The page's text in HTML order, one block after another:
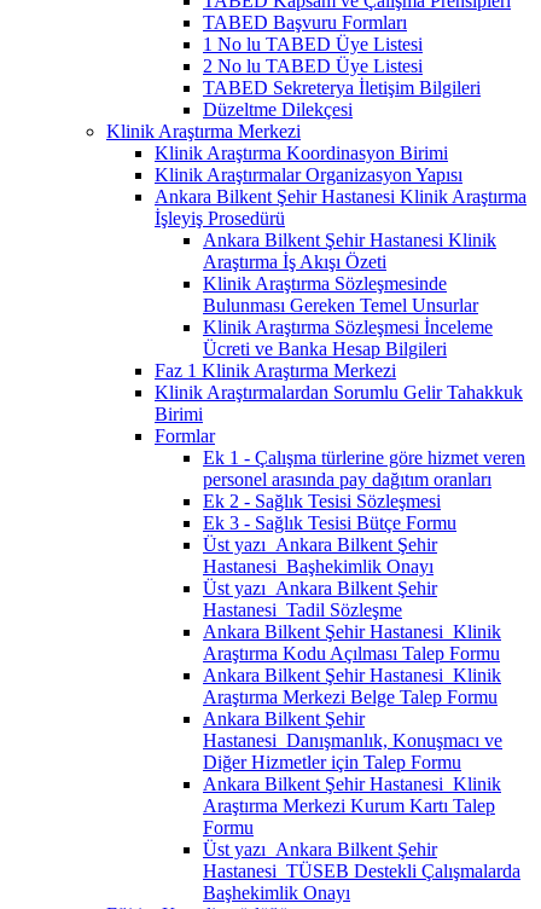
TABED Başvuru Formları
1 No lu TABED Üye Listesi
2 No lu TABED Üye Listesi
TABED Sekreterya İletişim Bilgileri
Düzeltme Dilekçesi
Klinik Araştırma Merkezi
Klinik Araştırma Koordinasyon Birimi
Klinik Araştırmalar Organizasyon Yapısı
Ankara Bilkent Şehir Hastanesi Klinik Araştırma
İşleyiş Prosedürü
Ankara Bilkent Şehir Hastanesi Klinik
Araştırma İş Akışı Özeti
Klinik Araştırma Sözleşmesinde
Bulunması Gereken Temel Unsurlar
Klinik Araştırma Sözleşmesi İnceleme
Ücreti ve Banka Hesap Bilgileri
Faz 1 Klinik Araştırma Merkezi
Klinik Araştırmalardan Sorumlu Gelir Tahakkuk
Birimi
Formlar
Ek 1 - Çalışma türlerine göre hizmet veren
personel arasında pay dağıtım oranları
Ek 2 - Sağlık Tesisi Sözleşmesi
Ek 3 - Sağlık Tesisi Bütçe Formu
Üst yazı_Ankara Bilkent Şehir
Hastanesi_Başhekimlik Onayı
Üst yazı_Ankara Bilkent Şehir
Hastanesi_Tadil Sözleşme
Ankara Bilkent Şehir Hastanesi_Klinik
Araştırma Kodu Açılması Talep Formu
Ankara Bilkent Şehir Hastanesi_Klinik
Araştırma Merkezi Belge Talep Formu
Ankara Bilkent Şehir
Hastanesi_Danışmanlık, Konuşmacı ve
Diğer Hizmetler için Talep Formu
Ankara Bilkent Şehir Hastanesi_Klinik
Araştırma Merkezi Kurum Kartı Talep
Formu
Üst yazı_Ankara Bilkent Şehir
Hastanesi_TÜSEB Destekli Çalışmalarda
Başhekimlik Onayı